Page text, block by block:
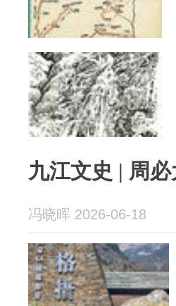
九江文史 | 周
冯晓晖 2026-06-18